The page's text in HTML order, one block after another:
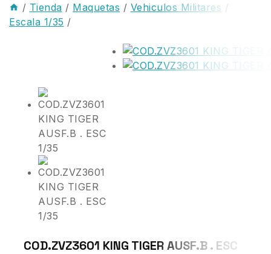
/ Tienda / Maquetas / Vehiculos Militares
Escala 1/35 /
COD.ZVZ3601 KING TIGER AUSF.B . ESC